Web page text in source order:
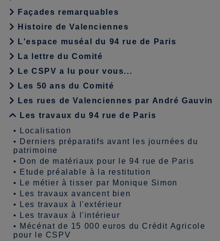
Façades remarquables
Histoire de Valenciennes
L'espace muséal du 94 rue de Paris
La lettre du Comité
Le CSPV a lu pour vous...
Les 50 ans du Comité
Les rues de Valenciennes par André Gauvin
Les travaux du 94 rue de Paris
•
Localisation
•
Derniers préparatifs avant les journées du
patrimoine
•
Don de matériaux pour le 94 rue de Paris
•
Etude préalable à la restitution
•
Le métier à tisser par Monique Simon
•
Les travaux avancent bien
•
Les travaux à l'extérieur
•
Les travaux à l'intérieur
• Mécénat de 15 000 euros du Crédit Agricole
pour le CSPV